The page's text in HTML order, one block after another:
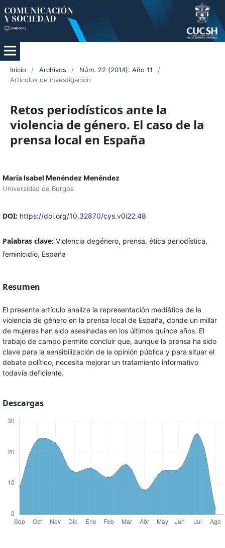
Inicio / Archivos / Núm. 22 (2014): Año 11
/
Artículos de investigación
Retos periodísticos ante la
violencia de género. El caso de la
prensa local en España
María Isabel Menéndez Menéndez
Universidad de Burgos
DOI: https://doi.org/10.32870/cys.v0i22.48
Palabras clave: Violencia degénero, prensa, ética periodística,
feminicidio, España
Resumen
El presente artículo analiza la representación mediática de la
violencia de género en la prensa local de España, donde un millar
de mujeres han sido asesinadas en los últimos quince años. El
trabajo de campo permite concluir que, aunque la prensa ha sido
clave para la sensibilización de la opinión pública y para situar el
debate político, necesita mejorar un tratamiento informativo
todavía deficiente.
Descargas